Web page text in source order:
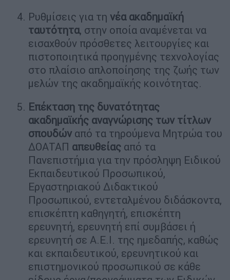
Ρυθμίσεις για τη νέα ακαδημαϊκή
ταυτότητα, στην οποία αναμένεται να
εισαχθούν πρόσθετες λειτουργίες και
πιστοποιητικά προηγμένης τεχνολογίας
στο πλαίσιο απλοποίησης της ζωής των
μελών της ακαδημαϊκής κοινότητας.
Επέκταση της δυνατότητας
ακαδημαϊκής αναγνώρισης των τίτλων
σπουδών από τα τηρούμενα Μητρώα του
ΔΟΑΤΑΠ απευθείας από τα
Πανεπιστήμια για την πρόσληψη Ειδικού
Εκπαιδευτικού Προσωπικού,
Εργαστηριακού Διδακτικού
Προσωπικού, εντεταλμένου διδάσκοντα,
επισκέπτη καθηγητή, επισκέπτη
ερευνητή, ερευνητή επί συμβάσει ή
ερευνητή σε Α.Ε.Ι. της ημεδαπής, καθώς
και εκπαιδευτικού, ερευνητικού και
επιστημονικού προσωπικού σε κάθε